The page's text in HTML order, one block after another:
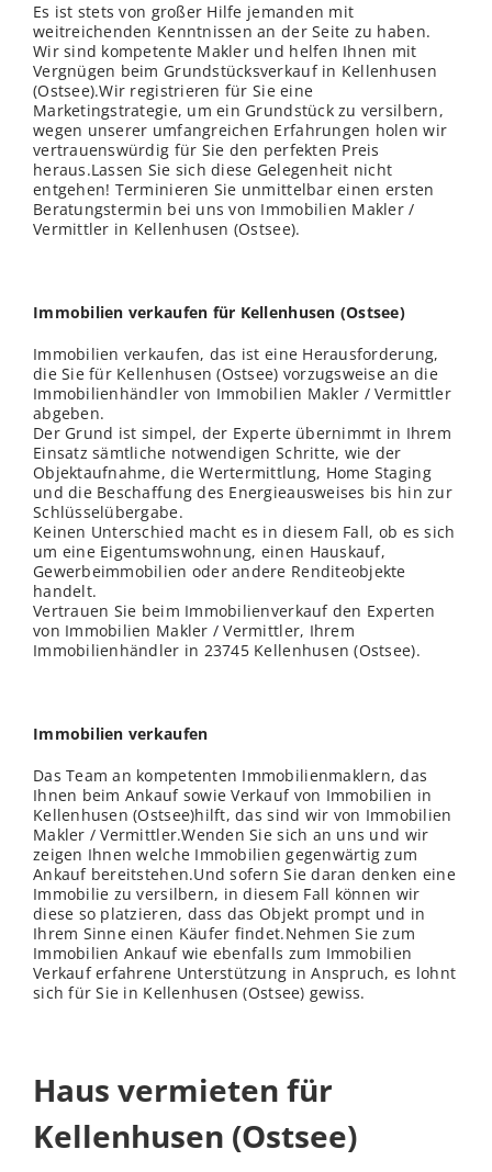
Es ist stets von großer Hilfe jemanden mit
weitreichenden Kenntnissen an der Seite zu haben.
Wir sind kompetente Makler und helfen Ihnen mit
Vergnügen beim Grundstücksverkauf in Kellenhusen
(Ostsee).Wir registrieren für Sie eine
Marketingstrategie, um ein Grundstück zu versilbern,
wegen unserer umfangreichen Erfahrungen holen wir
vertrauenswürdig für Sie den perfekten Preis
heraus.Lassen Sie sich diese Gelegenheit nicht
entgehen! Terminieren Sie unmittelbar einen ersten
Beratungstermin bei uns von Immobilien Makler /
Vermittler in Kellenhusen (Ostsee).
Immobilien verkaufen für Kellenhusen (Ostsee)
Immobilien verkaufen, das ist eine Herausforderung,
die Sie für Kellenhusen (Ostsee) vorzugsweise an die
Immobilienhändler von Immobilien Makler / Vermittler
abgeben.
Der Grund ist simpel, der Experte übernimmt in Ihrem
Einsatz sämtliche notwendigen Schritte, wie der
Objektaufnahme, die Wertermittlung, Home Staging
und die Beschaffung des Energieausweises bis hin zur
Schlüsselübergabe.
Keinen Unterschied macht es in diesem Fall, ob es sich
um eine Eigentumswohnung, einen Hauskauf,
Gewerbeimmobilien oder andere Renditeobjekte
handelt.
Vertrauen Sie beim Immobilienverkauf den Experten
von Immobilien Makler / Vermittler, Ihrem
Immobilienhändler in 23745 Kellenhusen (Ostsee).
Immobilien verkaufen
Das Team an kompetenten Immobilienmaklern, das
Ihnen beim Ankauf sowie Verkauf von Immobilien in
Kellenhusen (Ostsee)hilft, das sind wir von Immobilien
Makler / Vermittler.Wenden Sie sich an uns und wir
zeigen Ihnen welche Immobilien gegenwärtig zum
Ankauf bereitstehen.Und sofern Sie daran denken eine
Immobilie zu versilbern, in diesem Fall können wir
diese so platzieren, dass das Objekt prompt und in
Ihrem Sinne einen Käufer findet.Nehmen Sie zum
Immobilien Ankauf wie ebenfalls zum Immobilien
Verkauf erfahrene Unterstützung in Anspruch, es lohnt
sich für Sie in Kellenhusen (Ostsee) gewiss.
Haus vermieten für
Kellenhusen (Ostsee)